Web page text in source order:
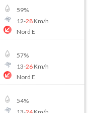
59%
12-28Km/h
Nord E
57%
13-26Km/h
Nord E
54%